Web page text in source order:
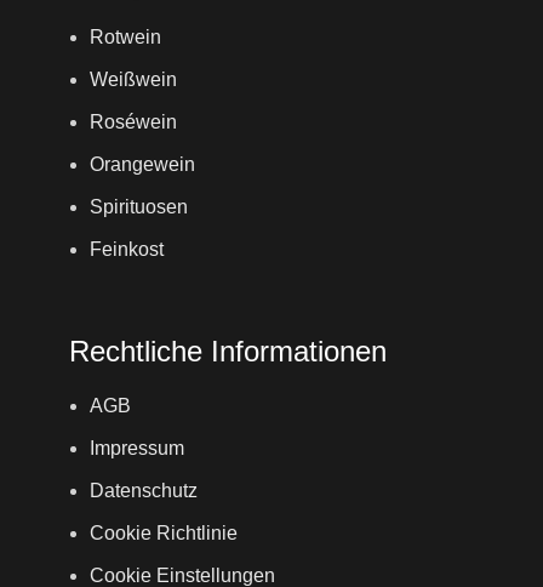
Rotwein
Weißwein
Roséwein
Orangewein
Spirituosen
Feinkost
Rechtliche Informationen
AGB
Impressum
Datenschutz
Cookie Richtlinie
Cookie Einstellungen